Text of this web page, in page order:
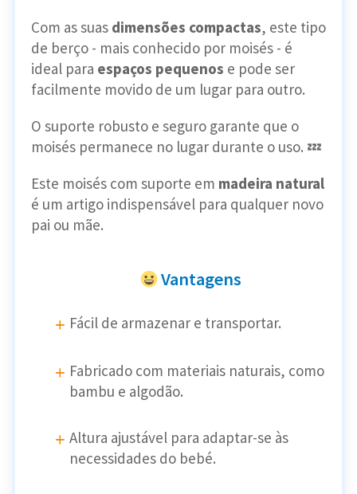
Com as suas dimensões compactas, este tipo
de berço - mais conhecido por moisés - é
ideal para espaços pequenos e pode ser
facilmente movido de um lugar para outro.
O suporte robusto e seguro garante que o
moisés permanece no lugar durante o uso. 💤
Este moisés com suporte em madeira natural
é um artigo indispensável para qualquer novo
pai ou mãe.
Vantagens
Fácil de armazenar e transportar.
Fabricado com materiais naturais, como
bambu e algodão.
Altura ajustável para adaptar-se às
necessidades do bebé.